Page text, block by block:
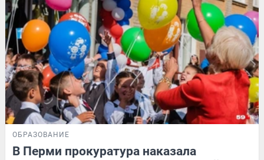
ОБРАЗОВАНИЕ
В Перми прокуратура наказала